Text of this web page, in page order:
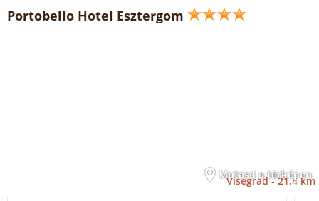
Portobello Hotel Esztergom
Mutasd a térképen
Visegrád -21.4 km